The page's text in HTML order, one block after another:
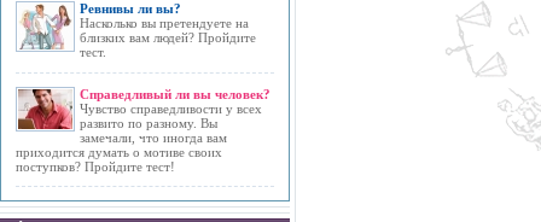
Ревнивы ли вы?
Насколько вы претендуете на
близких вам людей? Пройдите
тест.
Справедливый ли вы человек?
Чувство справедливости у всех
развито по разному. Вы
замечали, что иногда вам
приходится думать о мотиве своих
поступков? Пройдите тест!